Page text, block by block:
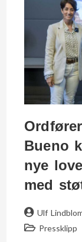
Bueno
nye
med
Ulf
Pressklipp